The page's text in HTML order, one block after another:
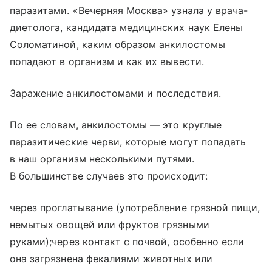
паразитами. «Вечерняя Москва» узнала у врача-
диетолога, кандидата медицинских наук Елены
Соломатиной, каким образом анкилостомы
попадают в организм и как их вывести.
Заражение анкилостомами и последствия.
По ее словам, анкилостомы — это круглые
паразитические черви, которые могут попадать
в наш организм несколькими путями.
В большинстве случаев это происходит:
через проглатывание (употребление грязной пищи,
немытых овощей или фруктов грязными
руками);через контакт с почвой, особенно если
она загрязнена фекалиями животных или